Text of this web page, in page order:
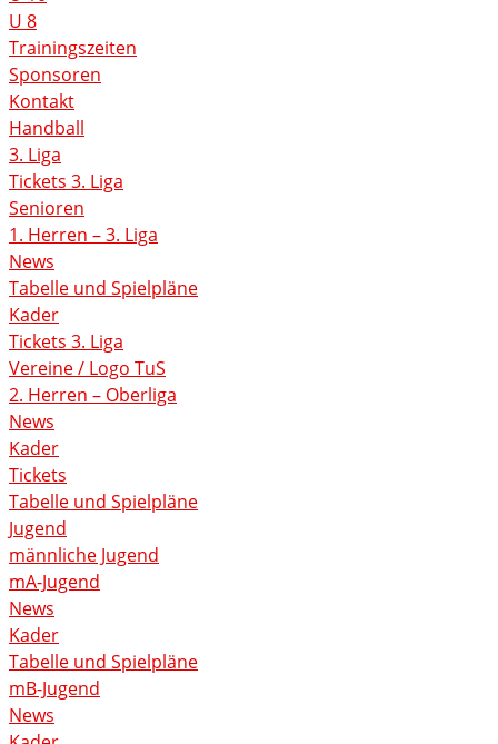
U 8
Trainingszeiten
Sponsoren
Kontakt
Handball
3. Liga
Tickets 3. Liga
Senioren
1. Herren – 3. Liga
News
Tabelle und Spielpläne
Kader
Tickets 3. Liga
Vereine / Logo TuS
2. Herren – Oberliga
News
Kader
Tickets
Tabelle und Spielpläne
Jugend
männliche Jugend
mA-Jugend
News
Kader
Tabelle und Spielpläne
mB-Jugend
News